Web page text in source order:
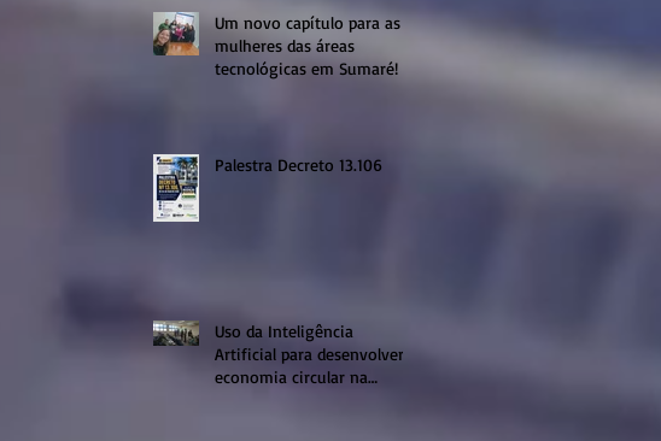
Um novo capítulo para as
mulheres das áreas
tecnológicas em Sumaré!
Palestra Decreto 13.106
Uso da Inteligência
Artificial para desenvolver a
economia circular na